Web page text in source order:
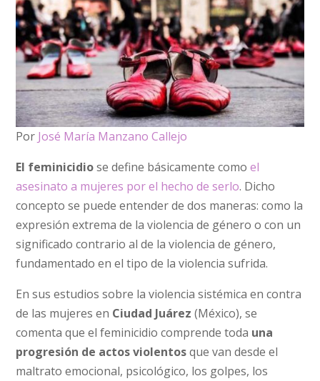
Por José María Manzano Callejo
El feminicidiose define básicamente comoel
asesinato a mujeres por el hecho de serlo. Dicho
concepto se puede entender de dos maneras: como la
expresión extrema de la violencia de género o con un
significado contrario al de la violencia de género,
fundamentado en el tipo de la violencia sufrida.
En sus estudios sobre la violencia sistémica en contra
de las mujeres en Ciudad Juárez (México), se
comenta que el feminicidio comprende toda una
progresión de actos violentosque van desde el
maltrato emocional, psicológico, los golpes, los